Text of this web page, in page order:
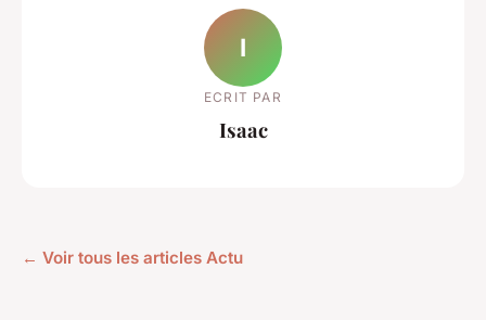
I
ECRIT PAR
Isaac
← Voir tous les articles Actu